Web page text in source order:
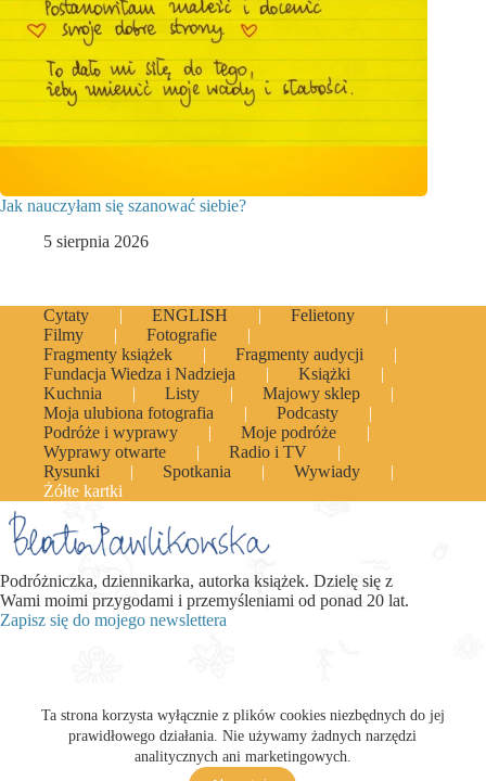
Ta strona korzysta wyłącznie z plików cookies niezbędnych do jej
prawidłowego działania. Nie używamy żadnych narzędzi
analitycznych ani marketingowych.
Jak nauczyłam się szanować siebie?
5 sierpnia 2026
Cytaty ENGLISH
Felietony
Filmy
Fotografie
Fragmenty książek
Fragmenty audycji
Fundacja Wiedza i Nadzieja
Książki
Kuchnia
Listy
Majowy sklep
Moja ulubiona fotografia
Podcasty
Podróże i wyprawy
Moje podróże
Wyprawy otwarte
Radio i TV
Rysunki
Spotkania
Wywiady
Żółte kartki
Podróżniczka, dziennikarka, autorka książek. Dzielę się z
Wami moimi przygodami i przemyśleniami od ponad 20 lat.
Zapisz się do mojego newslettera